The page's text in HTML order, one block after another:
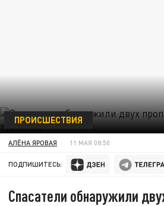
ПРОИСШЕСТВИЯ
АЛЁНА ЯРОВАЯ 11 МАЯ 08:50
ПОДПИШИТЕСЬ:
Спасатели обнаружили